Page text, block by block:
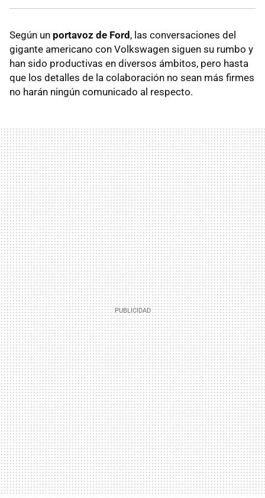
Según un portavoz de Ford, las conversaciones del
gigante americano con Volkswagen siguen su rumbo y
han sido productivas en diversos ámbitos, pero hasta
que los detalles de la colaboración no sean más firmes
no harán ningún comunicado al respecto.